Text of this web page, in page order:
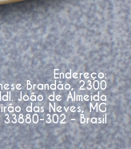
Endereço:
Brandão, 2300
João de Almeida
das Neves, MG
33880-302 - Brasil